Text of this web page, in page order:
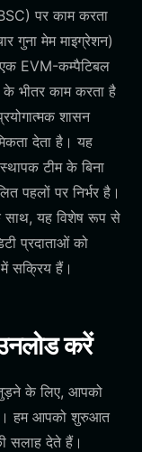
पर काम करता
मेम माइग्रेशन)
EVM-कम्पैटिबल
भीतर काम करता है
शासन
देता है। यह
टीम के बिना
पहलों पर निर्भर है।
यह विशेष रूप से
प्रदाताओं को
सक्रिय हैं।
करें
के लिए, आपको
हम आपको शुरुआत
सलाह देते हैं।